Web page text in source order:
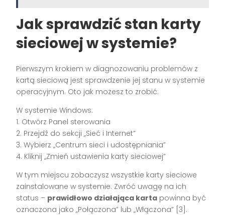
Jak sprawdzić stan karty
sieciowej w systemie?
Pierwszym krokiem w diagnozowaniu problemów z
kartą sieciową jest sprawdzenie jej stanu w systemie
operacyjnym. Oto jak możesz to zrobić:
W systemie Windows:
1. Otwórz Panel sterowania
2. Przejdź do sekcji „Sieć i Internet”
3. Wybierz „Centrum sieci i udostępniania”
4. Kliknij „Zmień ustawienia karty sieciowej”
W tym miejscu zobaczysz wszystkie karty sieciowe
zainstalowane w systemie. Zwróć uwagę na ich
status – prawidłowo działająca karta powinna być
oznaczona jako „Połączona” lub „Włączona” [3].